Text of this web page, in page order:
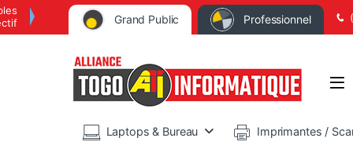
Grand Public Professionnel
Laptops & Bureau Imprimantes /